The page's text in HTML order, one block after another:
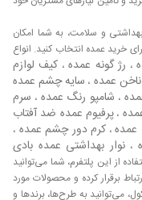
روز و همچنین
می توانید از وبسایت
عنوان بزرگترین
در اختیار خریداران
واسطه های متعدد
و نسبت به خرید یا
اطلاع از قیمت
ثبت نام در سایت
عمده تماس
کنید. چگونه
با استفاده از بازار
و سلامت، به شما امکان
خرید عمده انتخاب کنید. انواع
، رژ گونه عمده، کیف لوازم
عمده ، سایه چشم عمده
، شامپو رنگ عمده، سرم
،پرفیوم عمده ضد آفتاب
، کرم دور چشم عمده ،
، نوار بهداشتی عمده بادی
از این پلتفرم، شما می‌توانید
برقرار کرده و محصولات مورد
می‌توانید به طرح‌ها، برندها و